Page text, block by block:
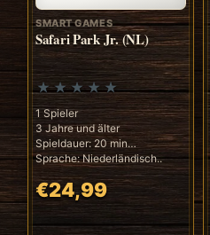
SMART GAMES
Safari Park Jr. (NL)
1 Spieler
3 Jahre und älter
Spieldauer: 20 min
Sprache: Niederländisch..
€24,99